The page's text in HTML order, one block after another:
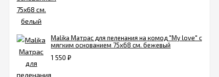
Malika Матрас для пеленания на комод "My love" с
мягким основанием 75х68 см. бежевый
1 550 ₽